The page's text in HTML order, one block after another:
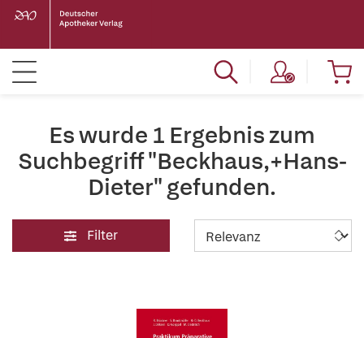
Es wurde 1 Ergebnis zum
Suchbegriff "Beckhaus,+Hans-
Dieter" gefunden.
Filter